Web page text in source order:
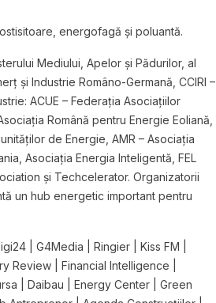
energofagă și poluantă.
Mediului, Apelor și Pădurilor, al
și Industrie Româno-Germană, CCIRI –
ACUE – Federația Asociațiilor
Română pentru Energie Eoliană,
de Energie, AMR – Asociația
Asociația Energia Inteligentă, FEL
și Techcelerator. Organizatorii
un hub energetic important pentru
| G4Media | Ringier | Kiss FM |
Review | Financial Intelligence |
| Daibau | Energy Center | Green